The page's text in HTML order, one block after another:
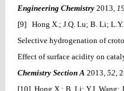
Engineering Chemistry 2013,
[9] Hong X.; J.Q. Lu; B. Li;
Selective hydrogenation of
Effect of surface acidity on
Chemistry Section A 2013, 52,
[10] Hong X.; B. Li; Y.J. Wang;